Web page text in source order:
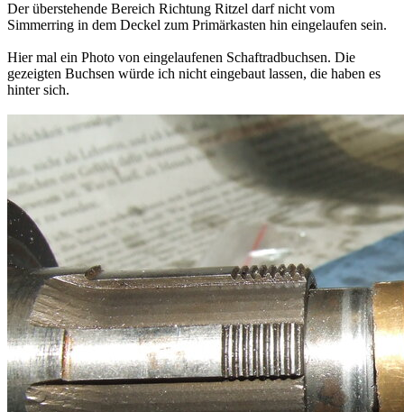
Der überstehende Bereich Richtung Ritzel darf nicht vom
Simmerring in dem Deckel zum Primärkasten hin eingelaufen sein.
Hier mal ein Photo von eingelaufenen Schaftradbuchsen. Die
gezeigten Buchsen würde ich nicht eingebaut lassen, die haben es
hinter sich.